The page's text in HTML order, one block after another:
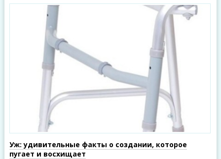
Уж: удивительные факты о создании, которое
пугает и восхищает